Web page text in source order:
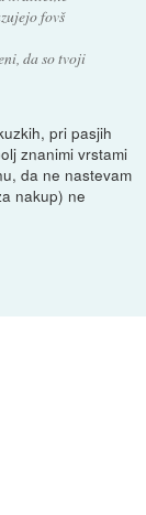
fovš
da so tvoji
pri pasjih
znanimi vrstami
da ne nastevam
nakup) ne